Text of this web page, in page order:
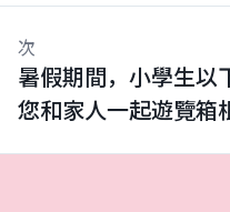
次
暑假期間，小學生以
您和家人一起遊覽箱